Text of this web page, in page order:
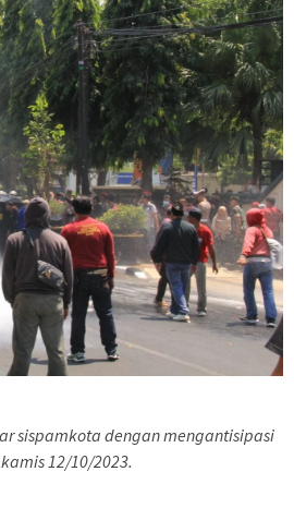
sispamkota dengan mengantisipasi
12/10/2023.